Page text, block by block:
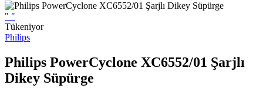
" "
Tükeniyor
Philips
Philips PowerCyclone XC6552/01 Şarjlı
Dikey Süpürge